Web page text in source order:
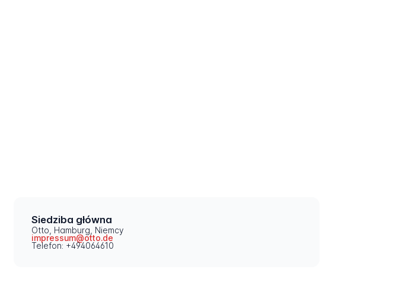
Siedziba główna
Otto, Hamburg, Niemcy
impressum@otto.de
Telefon: +494064610